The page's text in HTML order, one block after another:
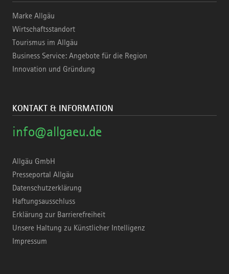
Marke Allgäu
Wirtschaftsstandort
Tourismus im Allgäu
Business Service: Angebote für die Region
Innovation und Gründung
KONTAKT & INFORMATION
info@allgaeu.de
Allgäu GmbH
Presseportal Allgäu
Datenschutzerklärung
Haftungsausschluss
Erklärung zur Barrierefreiheit
Unsere Haltung zu Künstlicher Intelligenz
Impressum